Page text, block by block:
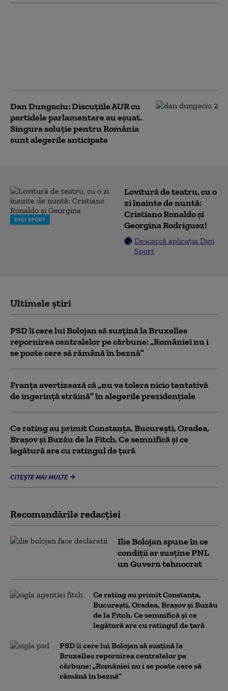
Dan Dungaciu: Discuțiile AUR cu
partidele parlamentare au eșuat.
Singura soluție pentru România
sunt alegerile anticipate
DIGI SPORT
Lovitură de teatru, cu o
zi înainte de nuntă:
Cristiano Ronaldo și
Georgina Rodriguez!
Descarcă aplicația Digi
Sport
Ultimele știri
PSD îi cere lui Bolojan să susțină la Bruxelles
repornirea centralelor pe cărbune: „României nu i
se poate cere să rămână în beznă”
Franţa avertizează că „nu va tolera nicio tentativă
de ingerinţă străină” în alegerile prezidenţiale
Ce rating au primit Constanța, București, Oradea,
Brașov și Buzău de la Fitch. Ce semnifică și ce
legătură are cu ratingul de țară
CITEȘTE MAI MULTE
Recomandările redacţiei
Ilie Bolojan spune în ce
condiții ar susține PNL
un Guvern tehnocrat
Ce rating au primit Constanța,
București, Oradea, Brașov și Buzău
de la Fitch. Ce semnifică și ce
legătură are cu ratingul de țară
PSD îi cere lui Bolojan să susțină la
Bruxelles repornirea centralelor pe
cărbune: „României nu i se poate cere să
rămână în beznă”